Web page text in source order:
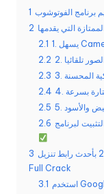
1
2
2.1
2.2
تلقائيا
2.3
المحسنة
2.4
2.5
والأسود
2.6
3 تم التحديث في مارس 2024 بأحدث رابط تنزيل Photoshop CS3
Full Crack
3.1